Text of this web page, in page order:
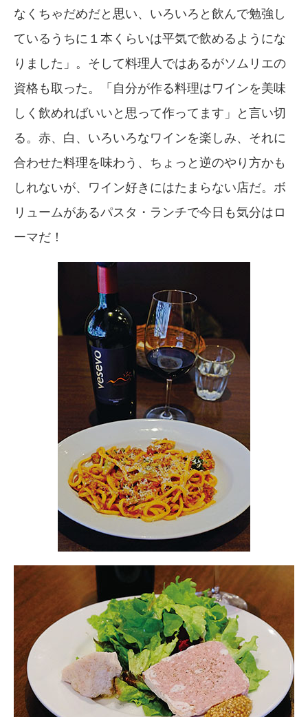
なくちゃだめだと思い、いろいろと飲んで勉強し
ているうちに１本くらいは平気で飲めるようにな
りました」。そして料理人ではあるがソムリエの
資格も取った。「自分が作る料理はワインを美味
しく飲めればいいと思って作ってます」と言い切
る。赤、白、いろいろなワインを楽しみ、それに
合わせた料理を味わう、ちょっと逆のやり方かも
しれないが、ワイン好きにはたまらない店だ。ボ
リュームがあるパスタ・ランチで今日も気分はロ
ーマだ！